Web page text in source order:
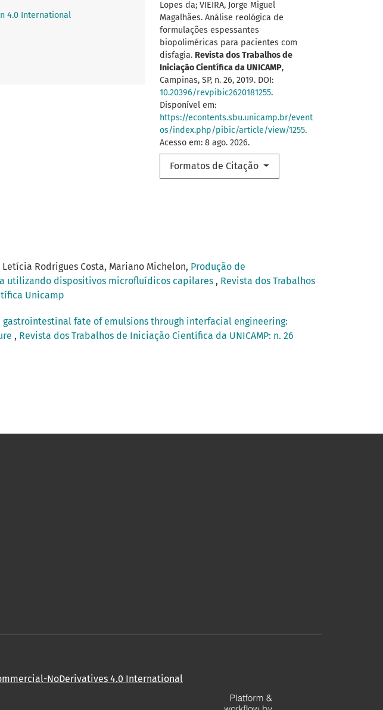
Lopes da; VIEIRA, Jorge Miguel
Magalhães. Análise reológica de
formulações espessantes
biopoliméricas para pacientes com
disfagia. Revista dos Trabalhos de
Iniciação Científica da UNICAMP,
Campinas, SP, n. 26, 2019. DOI:
10.20396/revpibic2620181255.
Disponível em:
https://econtents.sbu.unicamp.br/event
os/index.php/pibic/article/view/1255.
Acesso em: 8 ago. 2026.
Formatos de Citação
4.0 International
Rodrigues Costa, Mariano Michelon, Produção de
utilizando dispositivos microfluídicos capilares , Revista dos Trabalhos
Unicamp
gastrointestinal fate of emulsions through interfacial engineering:
, Revista dos Trabalhos de Iniciação Científica da UNICAMP: n. 26
NoDerivatives 4.0 International